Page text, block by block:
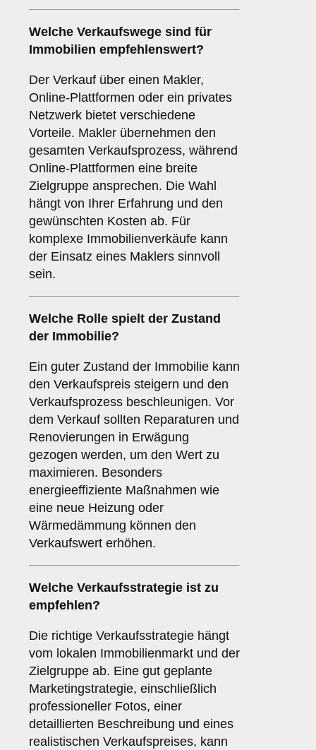
Welche Verkaufswege sind für
Immobilien empfehlenswert?
Der Verkauf über einen Makler,
Online-Plattformen oder ein privates
Netzwerk bietet verschiedene
Vorteile. Makler übernehmen den
gesamten Verkaufsprozess, während
Online-Plattformen eine breite
Zielgruppe ansprechen. Die Wahl
hängt von Ihrer Erfahrung und den
gewünschten Kosten ab. Für
komplexe Immobilienverkäufe kann
der Einsatz eines Maklers sinnvoll
sein.
Welche Rolle spielt der Zustand
der Immobilie?
Ein guter Zustand der Immobilie kann
den Verkaufspreis steigern und den
Verkaufsprozess beschleunigen. Vor
dem Verkauf sollten Reparaturen und
Renovierungen in Erwägung
gezogen werden, um den Wert zu
maximieren. Besonders
energieeffiziente Maßnahmen wie
eine neue Heizung oder
Wärmedämmung können den
Verkaufswert erhöhen.
Welche Verkaufsstrategie ist zu
empfehlen?
Die richtige Verkaufsstrategie hängt
vom lokalen Immobilienmarkt und der
Zielgruppe ab. Eine gut geplante
Marketingstrategie, einschließlich
professioneller Fotos, einer
detaillierten Beschreibung und eines
realistischen Verkaufspreises, kann